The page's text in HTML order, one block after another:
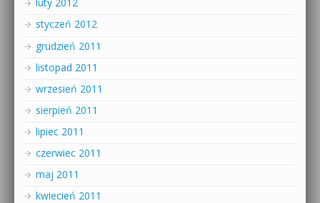
luty 2012
styczeń 2012
grudzień 2011
listopad 2011
wrzesień 2011
sierpień 2011
lipiec 2011
czerwiec 2011
maj 2011
kwiecień 2011